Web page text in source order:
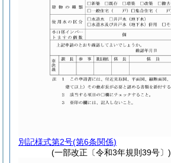
別記様式第2号(第6条関係)
(一部改正〔令和3年規則39号〕)